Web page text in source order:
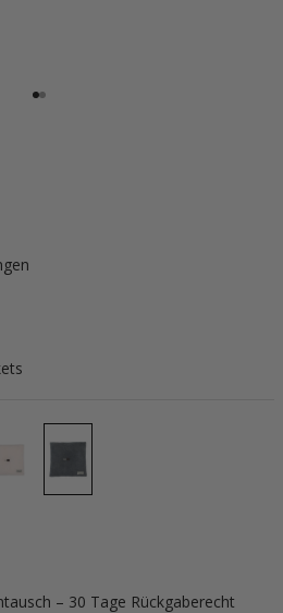
Gehe zu Element 1
Gehe zu Element 2
– 30 Tage Rückgaberecht